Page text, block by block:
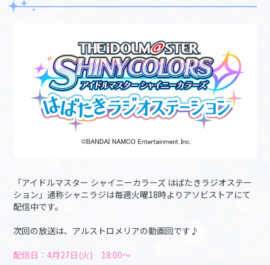
「アイドルマスター シャイニーカラーズ はばたきラジオステー
ション」通称シャニラジは毎週火曜18時よりアソビストアにて
配信中です。
次回の放送は、アルストロメリアの動画回です♪
配信日：4月27日(火) 18:00～